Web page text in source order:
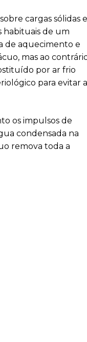
cargas sólidas e
habituais de um
de aquecimento e
mas ao
por ar frio
para evitar a
os impulsos de
condensada na
remova toda a